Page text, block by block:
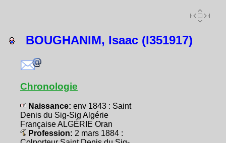
BOUGHANIM, Isaac (I351917)
Chronologie
Naissance: env 1843 : Saint
Denis du Sig-Sig Algérie
Française ALGÉRIE Oran
Profession: 2 mars 1884 :